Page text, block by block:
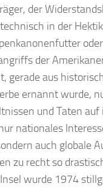
der
in der
der
gerade aus
ernannt wurde,
und Taten
nationales
auch globale
zu recht so
wurde 1974